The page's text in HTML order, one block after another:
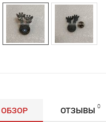
ОБЗОР ОТЗЫВЫ 0